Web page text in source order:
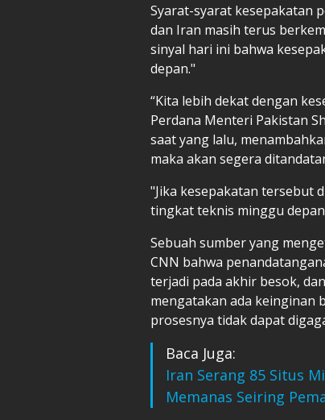
Syarat-syarat kesepakatan
dan Iran masih terus
sinyal hari ini bahwa
depan."
“Kita lebih dekat dengan
Perdana Menteri Pakistan
saat yang lalu,
maka akan segera
"Jika kesepakatan tersebut
tingkat teknis minggu
Sebuah sumber yang
CNN bahwa
terjadi pada akhir besok,
mengatakan ada keinginan
prosesnya tidak dapat
Baca Juga:
Iran Serang 85 Situs
Memanas Seiring